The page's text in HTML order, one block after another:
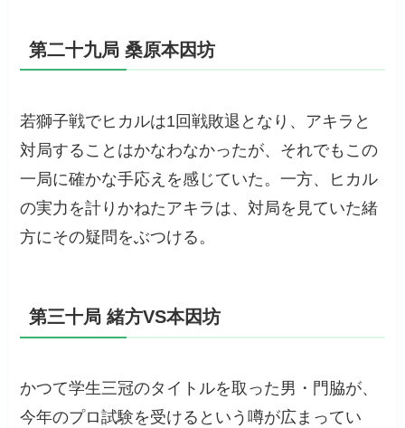
第二十九局 桑原本因坊
若獅子戦でヒカルは1回戦敗退となり、アキラと
対局することはかなわなかったが、それでもこの
一局に確かな手応えを感じていた。一方、ヒカル
の実力を計りかねたアキラは、対局を見ていた緒
方にその疑問をぶつける。
第三十局 緒方VS本因坊
かつて学生三冠のタイトルを取った男・門脇が、
今年のプロ試験を受けるという噂が広まってい